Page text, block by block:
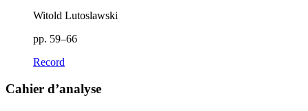
Witold Lutoslawski
pp. 59–66
Record
Cahier d’analyse